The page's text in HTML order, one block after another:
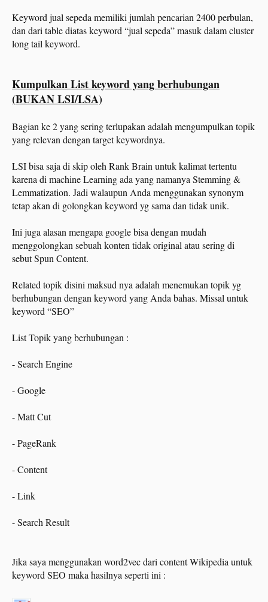
Keyword jual sepeda memiliki jumlah pencarian 2400 perbulan,
dan dari table diatas keyword “jual sepeda” masuk dalam cluster
long tail keyword.
Kumpulkan List keyword yang berhubungan
(BUKAN LSI/LSA)
Bagian ke 2 yang sering terlupakan adalah mengumpulkan topik
yang relevan dengan target keywordnya.
LSI bisa saja di skip oleh Rank Brain untuk kalimat tertentu
karena di machine Learning ada yang namanya Stemming &
Lemmatization. Jadi walaupun Anda menggunakan synonym
tetap akan di golongkan keyword yg sama dan tidak unik.
Ini juga alasan mengapa google bisa dengan mudah
menggolongkan sebuah konten tidak original atau sering di
sebut Spun Content.
Related topik disini maksud nya adalah menemukan topik yg
berhubungan dengan keyword yang Anda bahas. Missal untuk
keyword “SEO”
List Topik yang berhubungan :
- Search Engine
- Google
- Matt Cut
- PageRank
- Content
- Link
- Search Result
Jika saya menggunakan word2vec dari content Wikipedia untuk
keyword SEO maka hasilnya seperti ini :